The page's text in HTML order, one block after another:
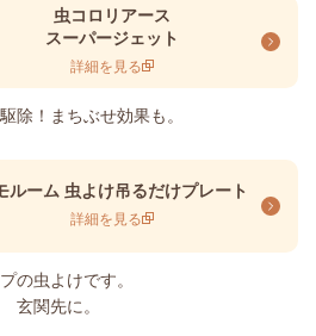
虫コロリアース
スーパージェット
詳細を見る
除！まちぶせ効果も。
ルーム 虫よけ吊るだけプレート
詳細を見る
の虫よけです。
玄関先に。